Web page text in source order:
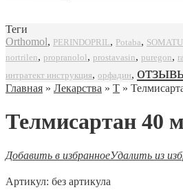
Теги
Orthomol, PERINDOPRIL, Potaba,
nortrilen, propranolol, prostavasin, puregon,
интратект инструкция, орфадин,
Главная » Лекарства » Т »
Телмисартан 40
Добавить в избранноеУдалить из
Артикул: без артикула